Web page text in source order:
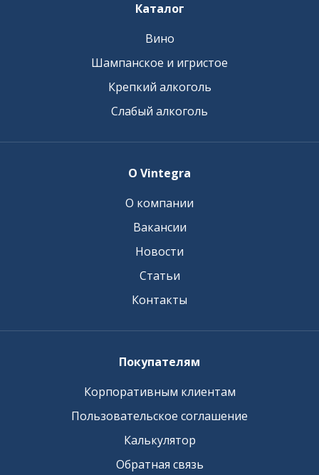
Каталог
Вино
Шампанское и игристое
Крепкий алкоголь
Слабый алкоголь
О Vintegra
О компании
Вакансии
Новости
Статьи
Контакты
Покупателям
Корпоративным клиентам
Пользовательское соглашение
Калькулятор
Обратная связь